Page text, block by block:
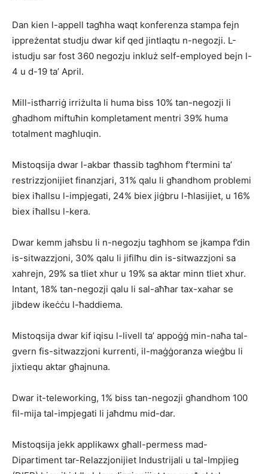
Dan kien l-appell tagħha waqt konferenza stampa fejn
ippreżentat studju dwar kif qed jintlaqtu n-negozji. L-
istudju sar fost 360 negozju inkluż self-employed bejn l-
4 u d-19 ta’ April.
Mill-istħarriġ irriżulta li huma biss 10% tan-negozji li
għadhom miftuħin kompletament mentri 39% huma
totalment magħluqin.
Mistoqsija dwar l-akbar tħassib tagħhom f’termini ta’
restrizzjonijiet finanzjari, 31% qalu li għandhom problemi
biex iħallsu l-impjegati, 24% biex jiġbru l-ħlasijiet, u 16%
biex iħallsu l-kera.
Dwar kemm jaħsbu li n-negozju tagħhom se jkampa f’din
is-sitwazzjoni, 30% qalu li jifilħu din is-sitwazzjoni sa
xahrejn, 29% sa tliet xhur u 19% sa aktar minn tliet xhur.
Intant, 18% tan-negozji qalu li sal-aħħar tax-xahar se
jibdew ikeċċu l-ħaddiema.
Mistoqsija dwar kif iqisu l-livell ta’ appoġġ min-naħa tal-
gvern fis-sitwazzjoni kurrenti, il-maġġoranza wieġbu li
jixtiequ aktar għajnuna.
Dwar it-teleworking, 1% biss tan-negozji għandhom 100
fil-mija tal-impjegati li jaħdmu mid-dar.
Mistoqsija jekk applikawx għall-permess mad-
Dipartiment tar-Relazzjonijiet Industrijali u tal-Impjieg